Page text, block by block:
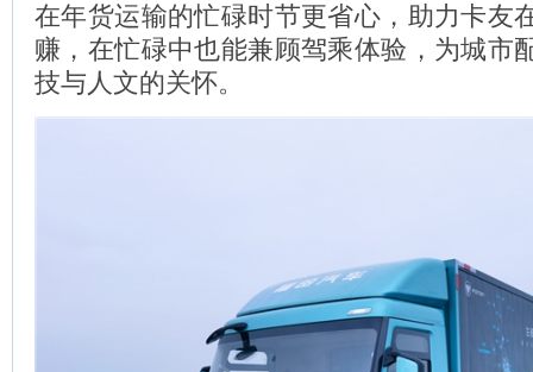
在年货运输的忙碌时节更省心，助力卡友
赚，在忙碌中也能兼顾驾乘体验，为城市
技与人文的关怀。